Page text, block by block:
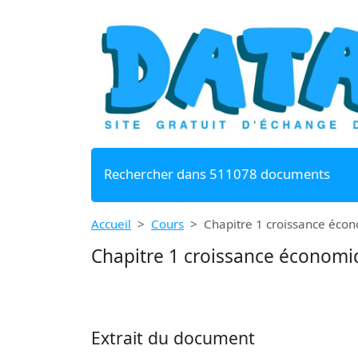
Rechercher dans 511078 documents
Accueil Cours Chapitre 1 croissance
Chapitre 1 croissance
Extrait du document